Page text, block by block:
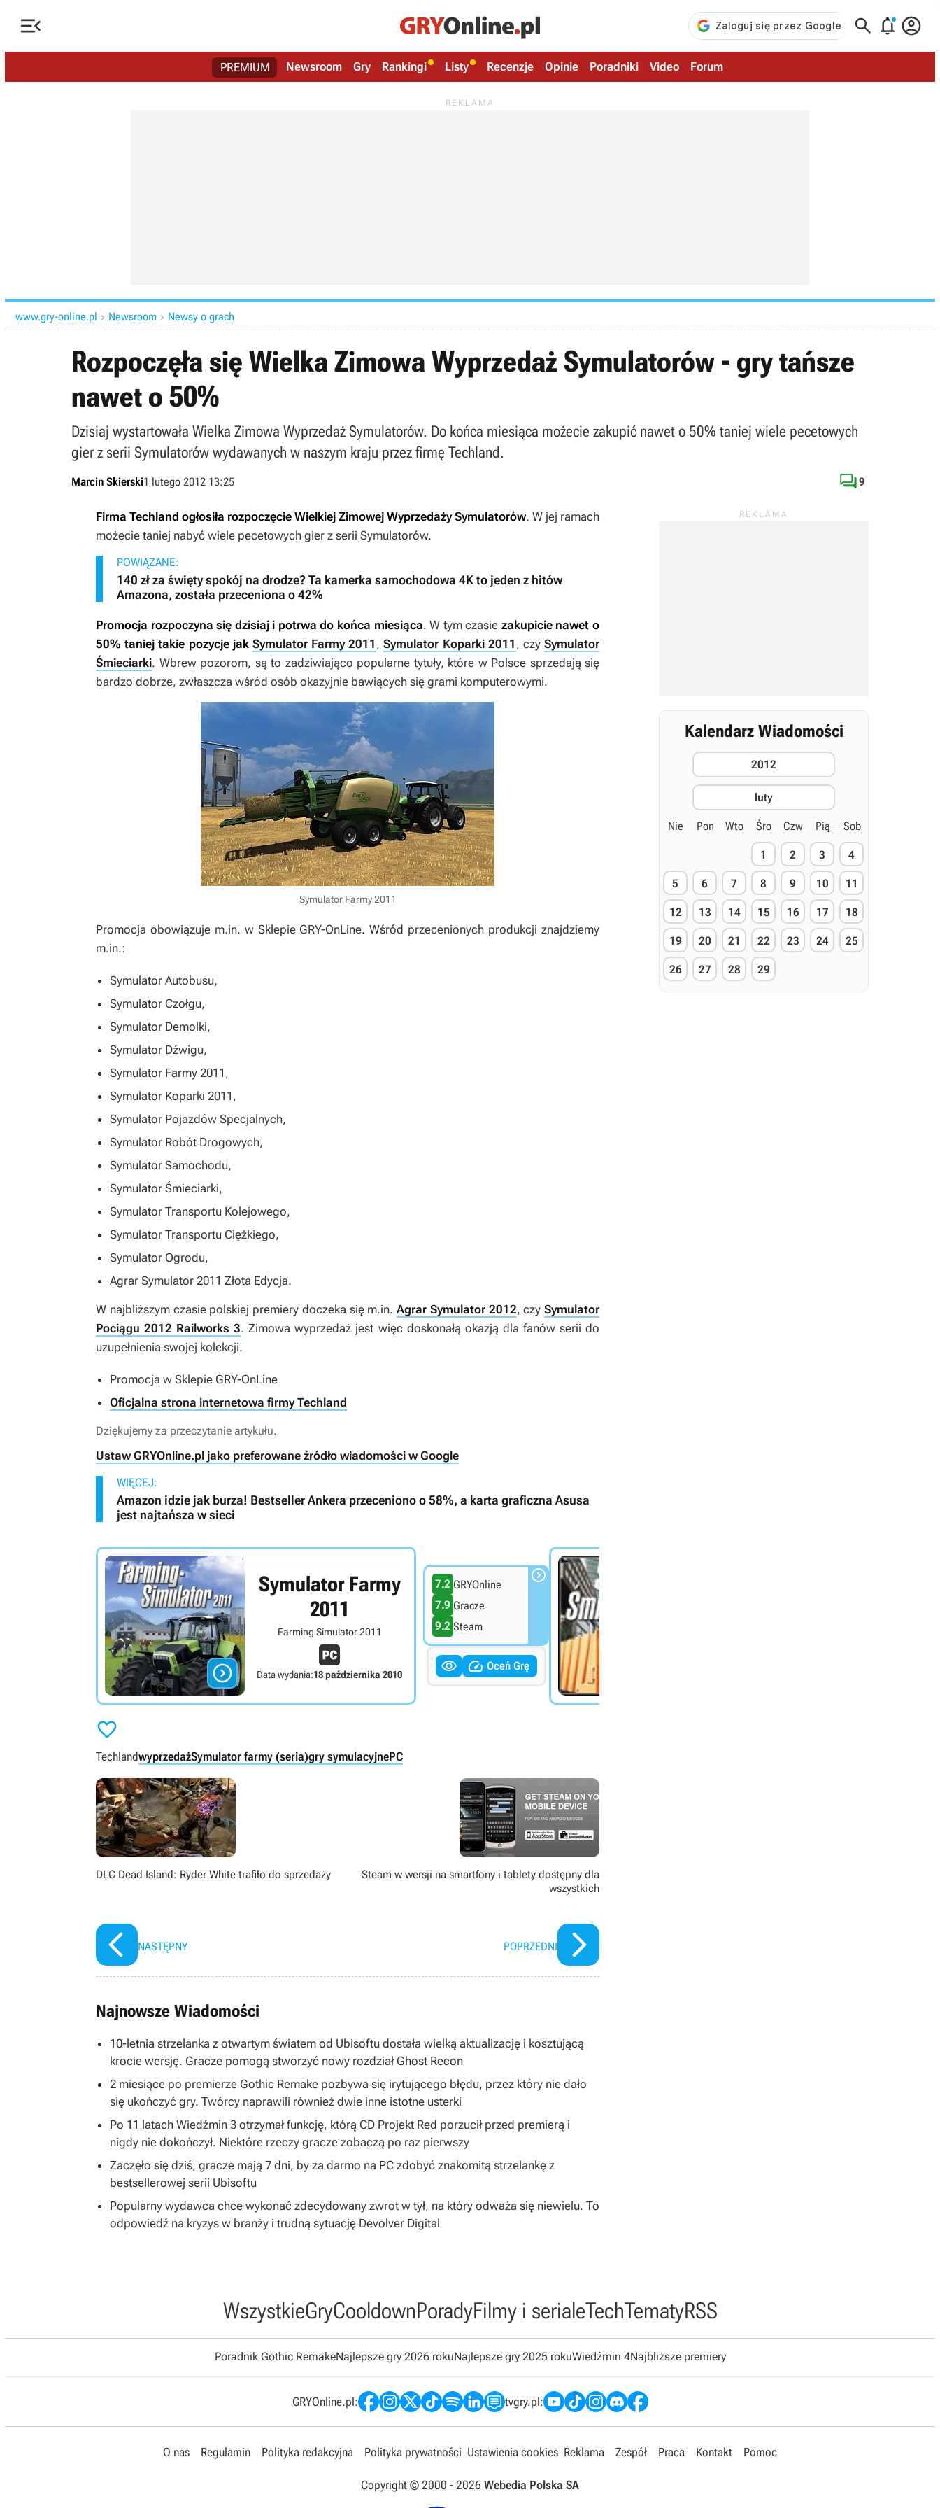
   
PREMIUM Newsroom Gry Rankingi Listy Recenzje Opinie Poradniki Video Forum
www.gry-online.pl  Newsroom  Newsy o grach
Rozpoczęła się Wielka Zimowa Wyprzedaż Symulatorów - gry tańsze
nawet o 50%
Dzisiaj wystartowała Wielka Zimowa Wyprzedaż Symulatorów. Do końca miesiąca możecie zakupić nawet o 50% taniej wiele pecetowych
gier z serii Symulatorów wydawanych w naszym kraju przez firmę Techland.
Marcin Skierski1 lutego 2012 13:25 9
Firma Techland ogłosiła rozpoczęcie Wielkiej Zimowej Wyprzedaży Symulatorów. W jej ramach
możecie taniej nabyć wiele pecetowych gier z serii Symulatorów.
POWIĄZANE:
140 zł za święty spokój na drodze? Ta kamerka samochodowa 4K to jeden z hitów
Amazona, została przeceniona o 42%
Promocja rozpoczyna się dzisiaj i potrwa do końca miesiąca. W tym czasie zakupicie nawet o
50% taniej takie pozycje jak Symulator Farmy 2011 ,Symulator Koparki 2011 , czySymulator
Śmieciarki. Wbrew pozorom, są to zadziwiająco popularne tytuły, które w Polsce sprzedają się
bardzo dobrze, zwłaszcza wśród osób okazyjnie bawiących się grami komputerowymi.
Symulator Farmy 2011
Promocja obowiązuje m.in. w Sklepie GRY-OnLine. Wśród przecenionych produkcji znajdziemy
m.in.:
Symulator Autobusu,
Symulator Czołgu,
Symulator Demolki,
Symulator Dźwigu,
Symulator Farmy 2011 ,
Symulator Koparki 2011 ,
Symulator Pojazdów Specjalnych,
Symulator Robót Drogowych,
Symulator Samochodu,
Symulator Śmieciarki,
Symulator Transportu Kolejowego,
Symulator Transportu Ciężkiego,
Symulator Ogrodu,
Agrar Symulator 2011 Złota Edycja.
W najbliższym czasie polskiej premiery doczeka się m.in. Agrar Symulator 2012, czy Symulator
Pociągu 2012 Railworks 3. Zimowa wyprzedaż jest więc doskonałą okazją dla fanów serii do
uzupełnienia swojej kolekcji.
Promocja w Sklepie GRY-OnLine
Oficjalna strona internetowa firmy Techland
Dziękujemy za przeczytanie artykułu.
Ustaw GRYOnline.pl jako preferowane źródło wiadomości w Google
WIĘCEJ:
Amazon idzie jak burza! Bestseller Ankera przeceniono o 58%, a karta graficzna Asusa
jest najtańsza w sieci

Symulator Farmy
2011
Farming Simulator 2011
Data wydania:18 października 2010
7.2 GRYOnline
7.9 Gracze
9.2 Steam

  Oceń Grę

TechlandwyprzedażSymulator farmy (seria)gry symulacyjnePC
DLC Dead Island: Ryder White trafiło do sprzedaży
NASTĘPNY
Steam w wersji na smartfony i tablety dostępny dla
wszystkich
POPRZEDNI
Najnowsze Wiadomości
10-letnia strzelanka z otwartym światem od Ubisoftu dostała wielką aktualizację i kosztującą
krocie wersję. Gracze pomogą stworzyć nowy rozdział Ghost Recon
2 miesiące po premierze Gothic Remake pozbywa się irytującego błędu, przez który nie dało
się ukończyć gry. Twórcy naprawili również dwie inne istotne usterki
Po 11 latach Wiedźmin 3 otrzymał funkcję, którą CD Projekt Red porzucił przed premierą i
nigdy nie dokończył. Niektóre rzeczy gracze zobaczą po raz pierwszy
Zaczęło się dziś, gracze mają 7 dni, by za darmo na PC zdobyć znakomitą strzelankę z
bestsellerowej serii Ubisoftu
Popularny wydawca chce wykonać zdecydowany zwrot w tył, na który odważa się niewielu. To
odpowiedź na kryzys w branży i trudną sytuację Devolver Digital
Kalendarz Wiadomości
2012
luty
Nie Pon Wto Śro Czw Pią Sob
1 2 3 4
5 6 7 8 9 10 11
12 13 14 15 16 17 18
19 20 21 22 23 24 25
26 27 28 29
WszystkieGryCooldownPoradyFilmy i serialeTechTematyRSS
Poradnik Gothic RemakeNajlepsze gry 2026 rokuNajlepsze gry 2025 rokuWiedźmin 4Najbliższe premiery
GRYOnline.pl: tvgry.pl:
O nas Regulamin Polityka redakcyjna Polityka prywatności Ustawienia cookies Reklama Zespół Praca Kontakt Pomoc
Copyright © 2000 - 2026 Webedia Polska SA